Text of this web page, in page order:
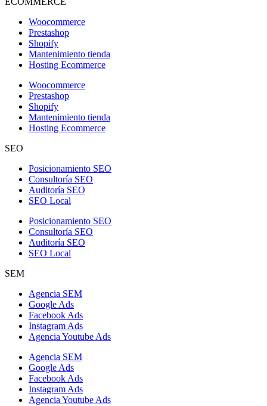
Woocommerce
Prestashop
Shopify
Mantenimiento tienda
Hosting Ecommerce
Woocommerce
Prestashop
Shopify
Mantenimiento tienda
Hosting Ecommerce
SEO
Posicionamiento SEO
Consultoría SEO
Auditoría SEO
SEO Local
Posicionamiento SEO
Consultoría SEO
Auditoría SEO
SEO Local
SEM
Agencia SEM
Google Ads
Facebook Ads
Instagram Ads
Agencia Youtube Ads
Agencia SEM
Google Ads
Facebook Ads
Instagram Ads
Agencia Youtube Ads